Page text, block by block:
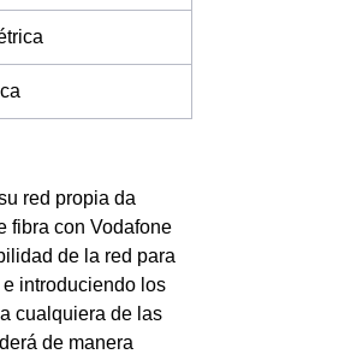
red propia da
fibra con Vodafone
de la red para
introduciendo los
cualquiera de las
de manera